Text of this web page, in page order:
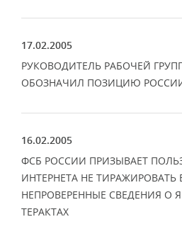
17.02.2005
РУКОВОДИТЕЛЬ РАБОЧЕЙ
ОБОЗНАЧИЛ ПОЗИЦИЮ
16.02.2005
ФСБ РОССИИ ПРИЗЫВАЕТ
ИНТЕРНЕТА НЕ ТИРАЖИРОВАТЬ
НЕПРОВЕРЕННЫЕ СВЕДЕНИЯ О
ТЕРАКТАХ